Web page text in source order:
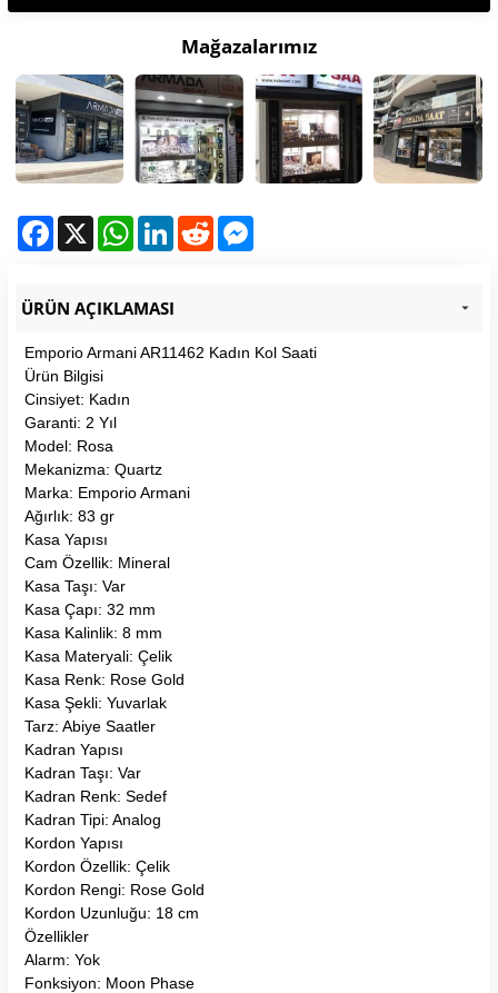
Mağazalarımız
Facebook
X WhatsAppLinkedInReddit
ÜRÜN AÇIKLAMASI
Emporio Armani AR11462 Kadın Kol Saati
Ürün Bilgisi
Cinsiyet: Kadın
Garanti: 2 Yıl
Model: Rosa
Mekanizma: Quartz
Marka: Emporio Armani
Ağırlık: 83 gr
Kasa Yapısı
Cam Özellik: Mineral
Kasa Taşı: Var
Kasa Çapı: 32 mm
Kasa Kalinlik: 8 mm
Kasa Materyali: Çelik
Kasa Renk: Rose Gold
Kasa Şekli: Yuvarlak
Tarz: Abiye Saatler
Kadran Yapısı
Kadran Taşı: Var
Kadran Renk: Sedef
Kadran Tipi: Analog
Kordon Yapısı
Kordon Özellik: Çelik
Kordon Rengi: Rose Gold
Kordon Uzunluğu: 18 cm
Özellikler
Alarm: Yok
Fonksiyon: Moon Phase